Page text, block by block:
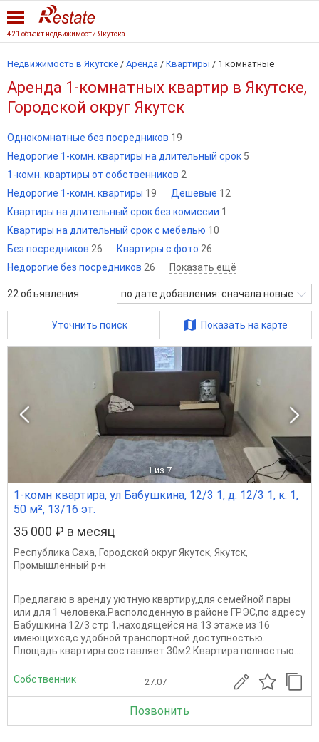
421 объект недвижимости Якутска
Недвижимость в Якутске / Аренда / Квартиры / 1 комнатные
Аренда 1-комнатных квартир в Якутске,
Городской округ Якутск
Однокомнатные без посредников 19
Недорогие 1-комн. квартиры на длительный срок 5
1-комн. квартиры от собственников 2
Недорогие 1-комн. квартиры 19 Дешевые 12
Квартиры на длительный срок без комиссии 1
Квартиры на длительный срок с мебелью 10
Без посредников 26 Квартиры с фото 26
Недорогие без посредников 26 Показать ещё
22 объявления по дате добавления: сначала новые
Уточнить поиск Показать на карте
1 из 7
1-комн квартира, ул Бабушкина, 12/3 1, д. 12/3 1, к. 1,
50 м², 13/16 эт.
35 000 ₽ в месяц
Республика Саха, Городской округ Якутск, Якутск,
Промышленный р-н
Предлагаю в аренду уютную квартиру,для семейной пары
или для 1 человека.Располоденную в районе ГРЭС,по адресу
Бабушкина 12/3 стр 1,находящейся на 13 этаже из 16
имеющихся,с удобной транспортной доступностью.
Площадь квартиры составляет 30м2 Квартира полностью...
Собственник 27.07
Позвонить